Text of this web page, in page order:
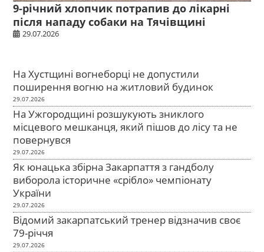
9-річний хлопчик потрапив до лікарні
після нападу собаки на Тячівщині
29.07.2026
На Хустщині вогнеборці не допустили
поширення вогню на житловий будинок
29.07.2026
На Ужгородщині розшукують зниклого
місцевого мешканця, який пішов до лісу та не
повернувся
29.07.2026
Як юнацька збірна Закарпаття з гандболу
виборола історичне «срібло» чемпіонату
України
29.07.2026
Відомий закарпатський тренер відзначив своє
79-річчя
29.07.2026